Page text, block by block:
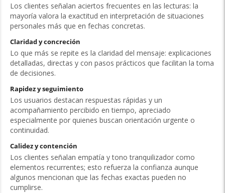
Los clientes señalan aciertos frecuentes en las lecturas: la
mayoría valora la exactitud en interpretación de situaciones
personales más que en fechas concretas.
Claridad y concreción
Lo que más se repite es la claridad del mensaje: explicaciones
detalladas, directas y con pasos prácticos que facilitan la toma
de decisiones.
Rapidez y seguimiento
Los usuarios destacan respuestas rápidas y un
acompañamiento percibido en tiempo, apreciado
especialmente por quienes buscan orientación urgente o
continuidad.
Calidez y contención
Los clientes señalan empatía y tono tranquilizador como
elementos recurrentes; esto refuerza la confianza aunque
algunos mencionan que las fechas exactas pueden no
cumplirse.